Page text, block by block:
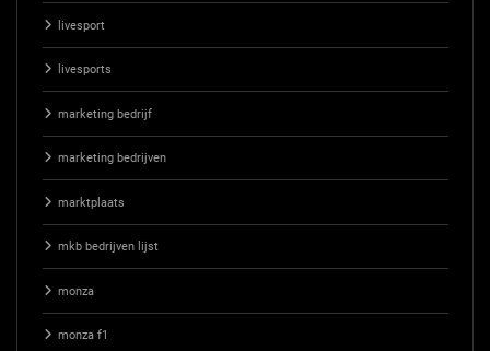
livesport
livesports
marketing bedrijf
marketing bedrijven
marktplaats
mkb bedrijven lijst
monza
monza f1